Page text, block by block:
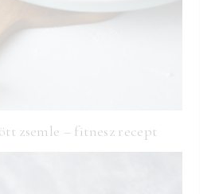
zsemle – fitnesz recept